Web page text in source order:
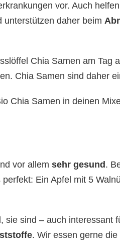
vor. Auch
unterstützen daher beim
Chia Samen am Tag
Chia Samen sind daher
Chia Samen in deinen
vor allem sehr gesund .
Ein Apfel mit 5
sie sind – auch interessant
. Wir essen gerne die